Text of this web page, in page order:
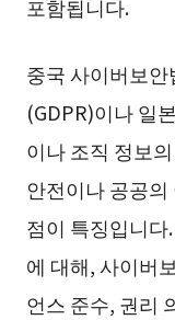
포함됩니다.
중국 사이버보안
(GDPR)이나 일
이나 조직 정보
안전이나 공공의
점이 특징입니
에 대해, 사이버
언스 준수, 권리